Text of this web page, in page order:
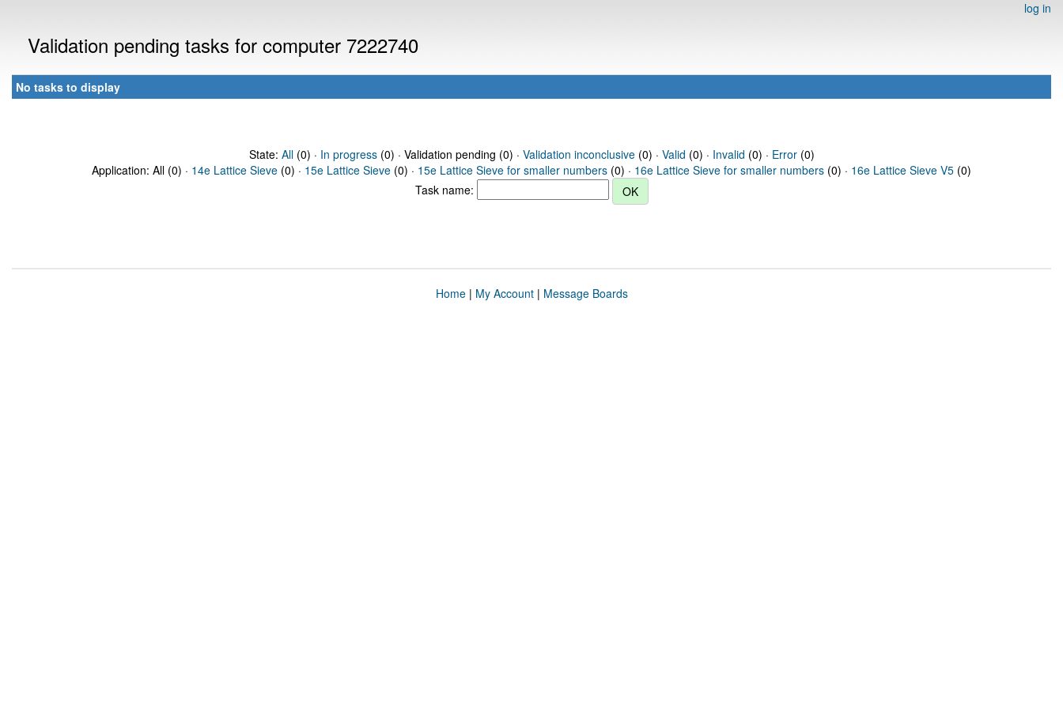
log in
Validation pending tasks for computer 7222740
No tasks to display
State: All(0) · In progress(0) · Validation pending (0) · Validation inconclusive(0) · Valid (0) · Invalid (0) · Error(0)
Application: All (0) · 14e Lattice Sieve (0) · 15e Lattice Sieve (0) · 15e Lattice Sieve for smaller numbers (0) · 16e Lattice Sieve for smaller numbers (0) · 16e Lattice Sieve V5 (0)
Task name:
Home| My Account| Message Boards